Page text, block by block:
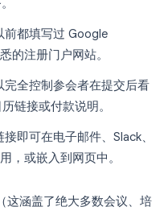
前都填写过 Google
的注册门户网站。
完全控制参会者在提交后看
链接或付款说明。
接即可在电子邮件、Slack、
，或嵌入到网页中。
这涵盖了绝大多数会议、培